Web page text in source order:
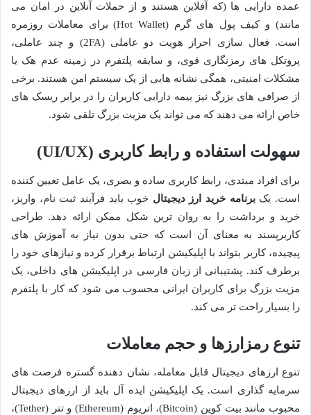
عمده دارایی ها (که آفلاین هستند و از حملات آنلاین در امان می
مانند) و کیف پول های گرم (Hot Wallet) برای معاملات روزمره
است. فعال سازی احراز هویت دو عاملی (2FA) و چند عاملی،
پروتکل های رمزنگاری قوی، و سابقه پلتفرم در زمینه عدم هک یا
مشکلات امنیتی، همگی نشانه هایی از یک سیستم امن هستند. برخی
از صرافی های بزرگ نیز بیمه دارایی کاربران را در برابر ریسک های
خاص ارائه می دهند که می تواند یک مزیت بزرگ تلقی شود.
سهولت استفاده و رابط کاربری (UI/UX)
برای افراد مبتدی، رابط کاربری ساده و بصری، یک عامل تعیین کننده
است. یکبرنامه خرید ارز دیجیتال خوب باید فرآیند ثبت نام، واریز،
خرید و برداشت را به روان ترین شکل ممکن ارائه دهد. طراحی
کاربرپسند به معنای آن است که حتی بدون نیاز به آموزش های
پیچیده، کاربر بتواند با اپلیکیشن ارتباط برقرار کرده و نیازهای خود را
برطرف کند. پشتیبانی از زبان فارسی در اپلیکیشن های داخلی، یک
مزیت بزرگ برای کاربران ایرانی محسوب می شود که کار با پلتفرم
را بسیار راحت تر می کند.
تنوع رمزارزها و حجم معاملات
تنوع ارزهای دیجیتال قابل معامله، نشان دهنده گستره فرصت های
سرمایه گذاری است. یک اپلیکیشن ایده آل باید از ارزهای دیجیتال
محبوب مانند بیت کوین (Bitcoin)، اتریوم (Ethereum) و تتر (Tether)،